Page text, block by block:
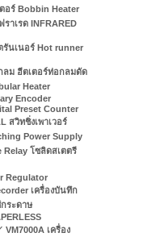
อร์ Bobbin Heater
าเรด INFRARED
รันเนอร์ Hot runner
ลม ฮีตเตอร์ท่อกลมดัด
Heater
Encoder
Preset Counter
สวิทชิ่งเพาเวอร์
Power Supply
Relay โซลิดสเตตรี
Regulator
เครื่องบันทึก
ระดาษ
VM7000A เครื่อง